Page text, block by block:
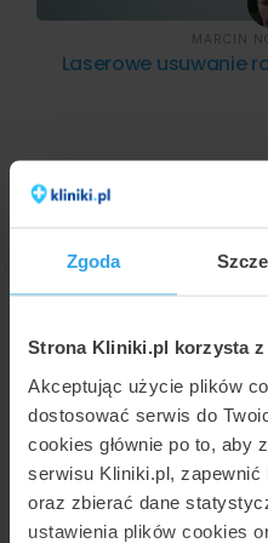
Zgoda
Strona Kliniki.pl korzysta
Akceptując użycie plików
dostosować serwis do
cookies głównie po to, aby
serwisu Kliniki.pl,
oraz zbierać dane
ustawienia plików cookies
Laserowe usuwanie
MARCIN
Laser naczyniowy -